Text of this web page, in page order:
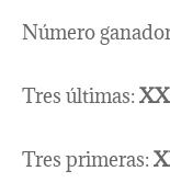
Número
Tres últimas:
Tres primeras: